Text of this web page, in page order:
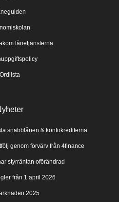
lånetjänsterna
Ordlista
snabblånen & kontokrediterna
genom förvärv från 4finance
styrräntan oförändrad
från 1 april 2026
2025